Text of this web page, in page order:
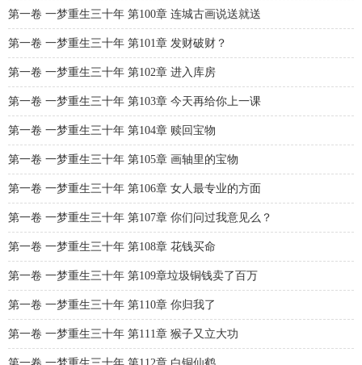
第一卷 一梦重生三十年 第100章 连城古画说送就送
第一卷 一梦重生三十年 第101章 发财破财？
第一卷 一梦重生三十年 第102章 进入库房
第一卷 一梦重生三十年 第103章 今天再给你上一课
第一卷 一梦重生三十年 第104章 赎回宝物
第一卷 一梦重生三十年 第105章 画轴里的宝物
第一卷 一梦重生三十年 第106章 女人最专业的方面
第一卷 一梦重生三十年 第107章 你们问过我意见么？
第一卷 一梦重生三十年 第108章 花钱买命
第一卷 一梦重生三十年 第109章垃圾铜钱卖了百万
第一卷 一梦重生三十年 第110章 你归我了
第一卷 一梦重生三十年 第111章 猴子又立大功